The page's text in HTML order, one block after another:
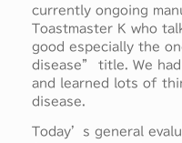
currently ongoing
Toastmaster K who
good especially the
disease” title. We
and learned lots of
disease.
Today’s general